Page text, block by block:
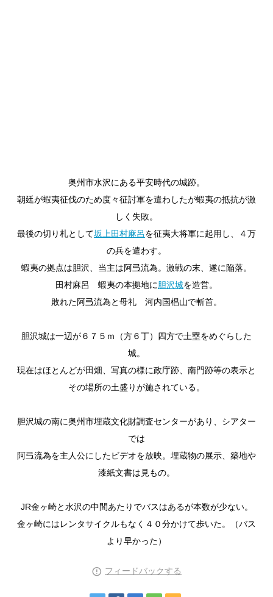
奥州市水沢にある平安時代の城跡。
朝廷が蝦夷征伐のため度々征討軍を遣わしたが蝦夷の抵抗が激
しく失敗。
最後の切り札として坂上田村麻呂を征夷大将軍に起用し、４万
の兵を遣わす。
蝦夷の拠点は胆沢、当主は阿弖流為。激戦の末、遂に陥落。
田村麻呂 蝦夷の本拠地に胆沢城を造営。
敗れた阿弖流為と母礼 河内国椙山で斬首。
胆沢城は一辺が６７５ｍ（方６丁）四方で土塁をめぐらした
城。
現在はほとんどが田畑、写真の様に政庁跡、南門跡等の表示と
その場所の土盛りが施されている。
胆沢城の南に奥州市埋蔵文化財調査センターがあり、シアター
では
阿弖流為を主人公にしたビデオを放映。埋蔵物の展示、築地や
漆紙文書は見もの。
JR金ヶ崎と水沢の中間あたりでバスはあるが本数が少ない。
金ヶ崎にはレンタサイクルもなく４０分かけて歩いた。（バス
より早かった）
フィードバックする